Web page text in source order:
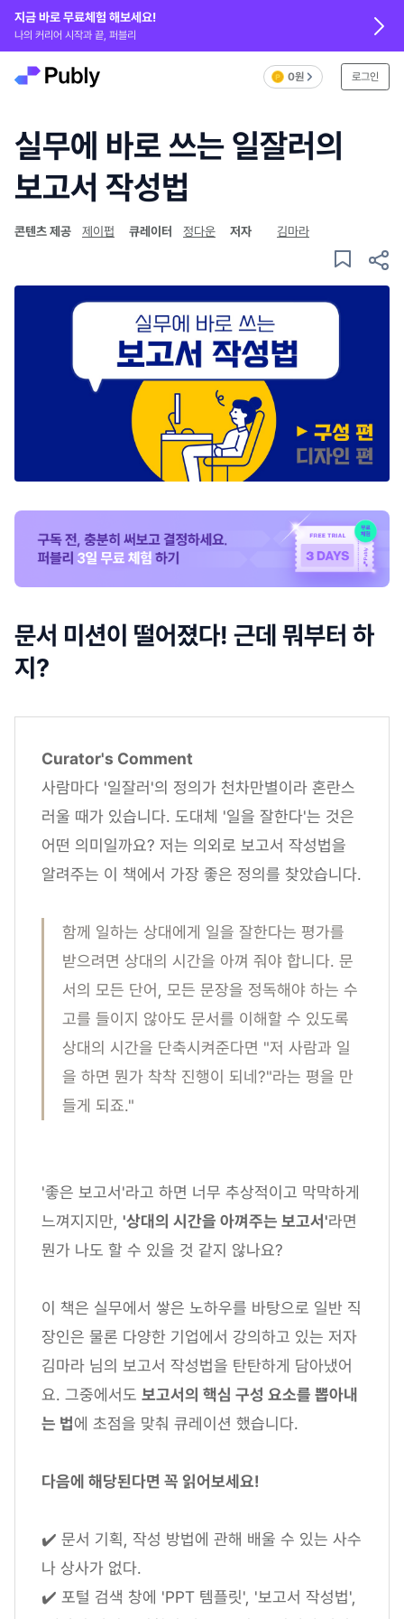
지금 바로 무료체험 해보세요!
나의 커리어 시작과 끝, 퍼블리
0원 로그인
실무에 바로 쓰는 일잘러의
보고서 작성법
콘텐츠 제공 제이펍 큐레이터 정다운 저자 김마라
문서 미션이 떨어졌다! 근데 뭐부터 하
지?
Curator's Comment
사람마다 '일잘러'의 정의가 천차만별이라 혼란스
러울 때가 있습니다. 도대체 '일을 잘한다'는 것은
어떤 의미일까요? 저는 의외로 보고서 작성법을
알려주는 이 책에서 가장 좋은 정의를 찾았습니다.
함께 일하는 상대에게 일을 잘한다는 평가를
받으려면 상대의 시간을 아껴 줘야 합니다. 문
서의 모든 단어, 모든 문장을 정독해야 하는 수
고를 들이지 않아도 문서를 이해할 수 있도록
상대의 시간을 단축시켜준다면 "저 사람과 일
을 하면 뭔가 착착 진행이 되네?"라는 평을 만
들게 되죠."
'좋은 보고서'라고 하면 너무 추상적이고 막막하게
느껴지지만, '상대의 시간을 아껴주는 보고서'라면
뭔가 나도 할 수 있을 것 같지 않나요?
이 책은 실무에서 쌓은 노하우를 바탕으로 일반 직
장인은 물론 다양한 기업에서 강의하고 있는 저자
김마라 님의 보고서 작성법을 탄탄하게 담아냈어
요. 그중에서도 보고서의 핵심 구성 요소를 뽑아내
는 법에 초점을 맞춰 큐레이션 했습니다.
다음에 해당된다면 꼭 읽어보세요!
✔️ 문서 기획, 작성 방법에 관해 배울 수 있는 사수
나 상사가 없다.
✔️ 포털 검색 창에 'PPT 템플릿', '보고서 작성법',